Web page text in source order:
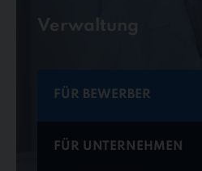
Verwaltung
FÜR BEWERBER
FÜR UNTERNEHMEN